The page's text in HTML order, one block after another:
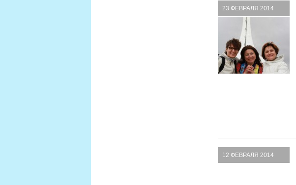
23 ФЕВРАЛЯ 2014
12 ФЕВРАЛЯ 2014